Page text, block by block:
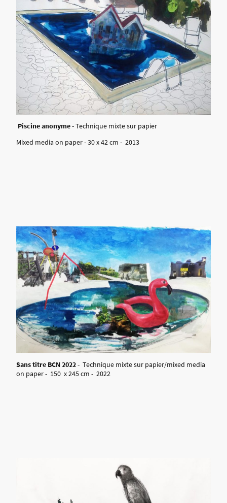
Piscine anonyme- Technique mixte sur papier
Mixed media on paper - 30 x 42 cm - 2013
Sans titre BCN 2022- Technique mixte sur papier/mixed media
on paper - 150 x 245 cm - 2022